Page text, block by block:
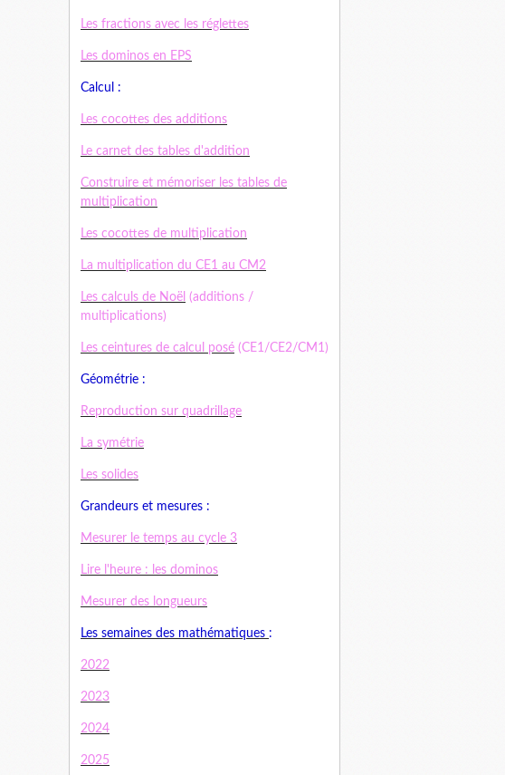
Les fractions avec les réglettes
Les dominos en EPS
Calcul :
Les cocottes des additions
Le carnet des tables d'addition
Construire et mémoriser les tables de
multiplication
Les cocottes de multiplication
La multiplication du CE1 au CM2
Les calculs de Noël (additions /
multiplications)
Les ceintures de calcul posé (CE1/CE2/CM1)
Géométrie :
Reproduction sur quadrillage
La symétrie
Les solides
Grandeurs et mesures :
Mesurer le temps au cycle 3
Lire l'heure : les dominos
Mesurer des longueurs
Les semaines des mathématiques :
2022
2023
2024
2025